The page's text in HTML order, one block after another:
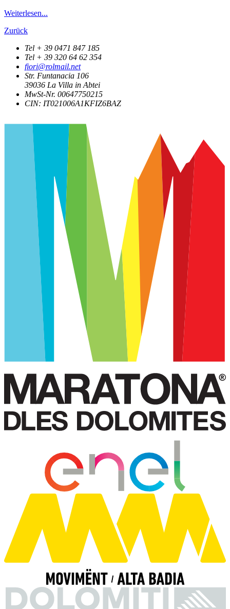
Weiterlesen...
Zurück
Tel + 39 0471 847 185
Tel + 39 320 64 62 354
fiori@rolmail.net
Str. Funtanacia 106
39036 La Villa in Abtei
MwSt-Nr. 00647750215
CIN: IT021006A1KFIZ6BAZ